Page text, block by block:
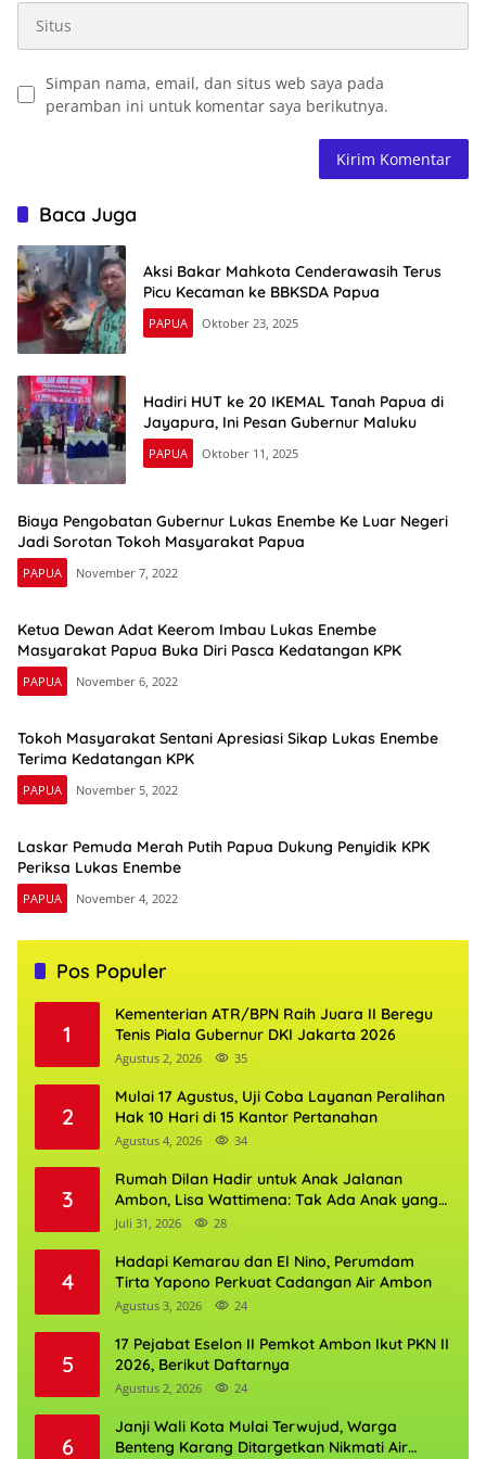
Simpan nama, email, dan situs web saya pada
peramban ini untuk komentar saya berikutnya.
Baca Juga
Aksi Bakar Mahkota Cenderawasih Terus
Picu Kecaman ke BBKSDA Papua
PAPUA Oktober 23, 2025
Hadiri HUT ke 20 IKEMAL Tanah Papua di
Jayapura, Ini Pesan Gubernur Maluku
PAPUA Oktober 11, 2025
Biaya Pengobatan Gubernur Lukas Enembe Ke Luar Negeri
Jadi Sorotan Tokoh Masyarakat Papua
PAPUA November 7, 2022
Ketua Dewan Adat Keerom Imbau Lukas Enembe
Masyarakat Papua Buka Diri Pasca Kedatangan KPK
PAPUA November 6, 2022
Tokoh Masyarakat Sentani Apresiasi Sikap Lukas Enembe
Terima Kedatangan KPK
PAPUA November 5, 2022
Laskar Pemuda Merah Putih Papua Dukung Penyidik KPK
Periksa Lukas Enembe
PAPUA November 4, 2022
Pos Populer
1
Kementerian ATR/BPN Raih Juara II Beregu
Tenis Piala Gubernur DKI Jakarta 2026
Agustus 2, 2026 35
2
Mulai 17 Agustus, Uji Coba Layanan Peralihan
Hak 10 Hari di 15 Kantor Pertanahan
Agustus 4, 2026 34
3
Rumah Dilan Hadir untuk Anak Jalanan
Ambon, Lisa Wattimena: Tak Ada Anak yang
Boleh Kehilangan Masa Depannya
Juli 31, 2026 28
4
Hadapi Kemarau dan El Nino, Perumdam
Tirta Yapono Perkuat Cadangan Air Ambon
Agustus 3, 2026 24
5
17 Pejabat Eselon II Pemkot Ambon Ikut PKN II
2026, Berikut Daftarnya
Agustus 2, 2026 24
6
Janji Wali Kota Mulai Terwujud, Warga
Benteng Karang Ditargetkan Nikmati Air